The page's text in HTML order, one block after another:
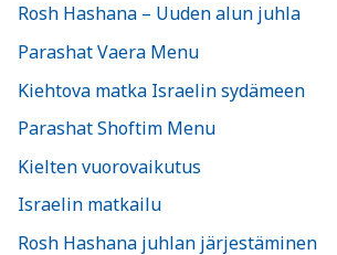
Rosh Hashana – Uuden alun juhla
Parashat Vaera Menu
Kiehtova matka Israelin sydämeen
Parashat Shoftim Menu
Kielten vuorovaikutus
Israelin matkailu
Rosh Hashana juhlan järjestäminen